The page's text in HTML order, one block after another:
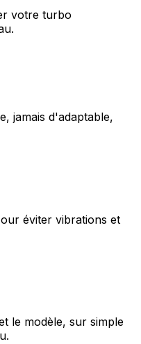
votre turbo
jamais d'adaptable,
éviter vibrations et
le modèle, sur simple